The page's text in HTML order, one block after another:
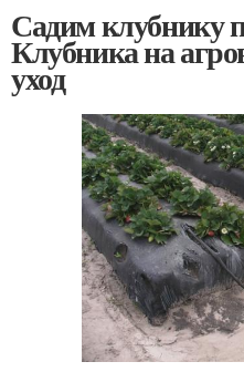
Садим клубнику
Клубника на
уход